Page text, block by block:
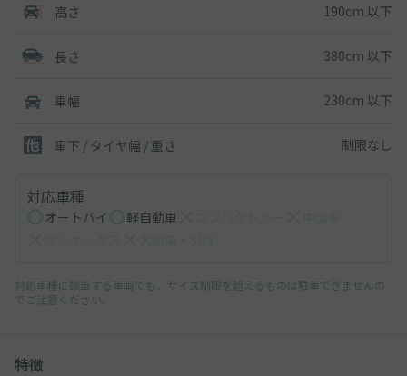
高さ 190cm 以下
長さ 380cm 以下
車幅 230cm 以下
車下 / タイヤ幅 / 重さ 制限なし
対応車種
オートバイ 軽自動車
対応車種に該当する車両でも、サイズ制限を超えるものは駐車できませんの
でご注意ください。
特徴